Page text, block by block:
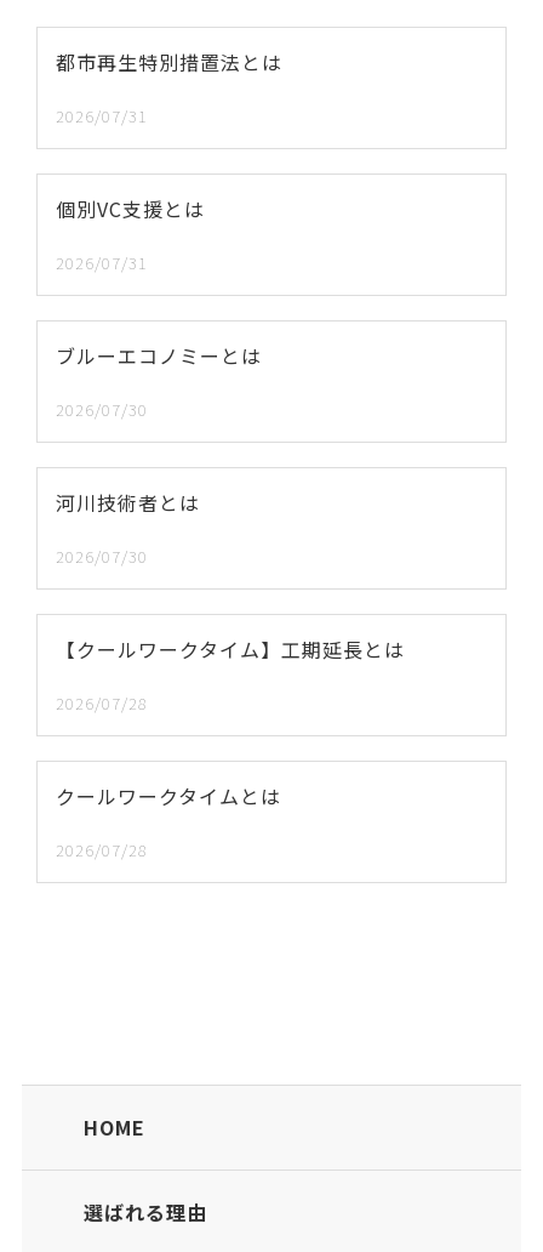
都市再生特別措置法とは
2026/07/31
個別VC支援とは
2026/07/31
ブルーエコノミーとは
2026/07/30
河川技術者とは
2026/07/30
【クールワークタイム】工期延長とは
2026/07/28
クールワークタイムとは
2026/07/28
HOME
選ばれる理由